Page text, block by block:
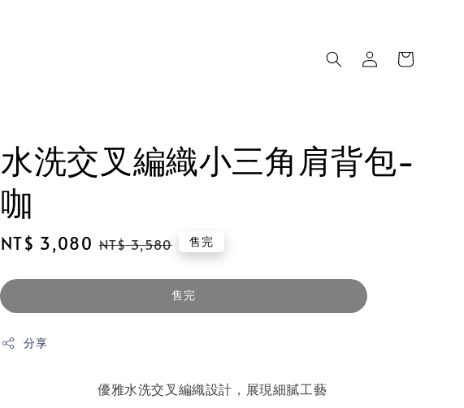
水洗交叉編織小三角肩背包-
咖
Sale
NT$ 3,080 Regular
NT$ 3,580 售完
售完
分享
優雅水洗交叉編織設計，展現細膩工藝